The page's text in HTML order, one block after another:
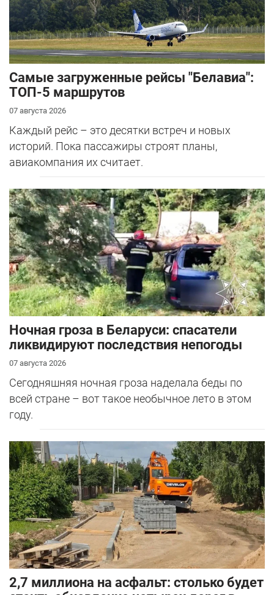
Самые загруженные рейсы "Белавиа":
ТОП-5 маршрутов
07 августа 2026
Каждый рейс – это десятки встреч и новых
историй. Пока пассажиры строят планы,
авиакомпания их считает.
Ночная гроза в Беларуси: спасатели
ликвидируют последствия непогоды
07 августа 2026
Сегодняшняя ночная гроза наделала беды по
всей стране – вот такое необычное лето в этом
году.
2,7 миллиона на асфальт: столько будет